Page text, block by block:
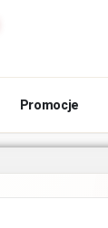
Promocje